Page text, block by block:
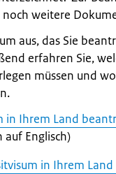
noch weitere
aus, das Sie
erfahren Sie,
müssen und
in Ihrem Land
Englisch)
in Ihrem